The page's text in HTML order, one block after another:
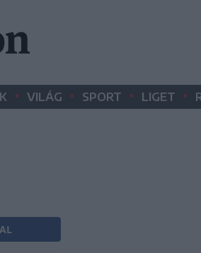
• VILÁG • SPORT • LIGET •